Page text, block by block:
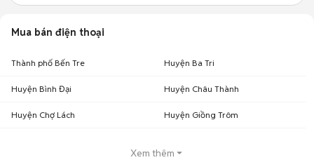
Mua bán điện thoại
Thành phố Bến Tre Huyện Ba Tri
Huyện Bình Đại Huyện Châu Thành
Huyện Chợ Lách Huyện Giồng Trôm
Xem thêm